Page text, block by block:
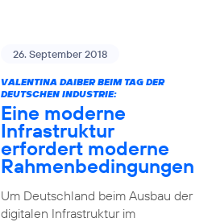
26. September 2018
VALENTINA DAIBER BEIM TAG DER
DEUTSCHEN INDUSTRIE:
Eine moderne
Infrastruktur
erfordert moderne
Rahmenbedingungen
Um Deutschland beim Ausbau der
digitalen Infrastruktur im